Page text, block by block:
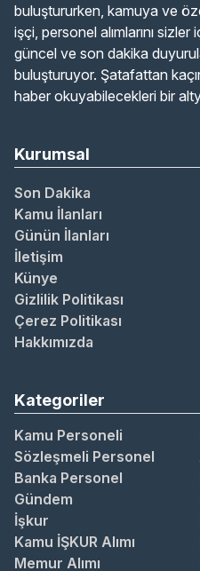
buluştururken, kamuya ve
işçi, personel alımlarını
güncel ve son dakika
buluşturuyor. Şatafattan
haber okuyabilecekleri bir
Kurumsal
Son Dakika
Kamu İlanları
Günün İlanları
İletişim
Künye
Gizlilik Politikası
Çerez Politikası
Hakkımızda
Kategoriler
Kamu Personeli
Sözleşmeli Personel
Banka Personel
Gündem
İşkur
Kamu İŞKUR Alımı
Memur Alımı